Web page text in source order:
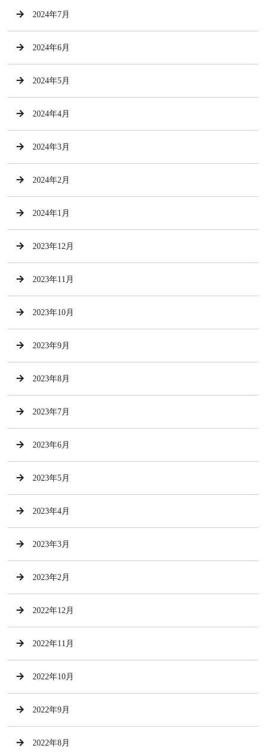
2024年7月
2024年6月
2024年5月
2024年4月
2024年3月
2024年2月
2024年1月
2023年12月
2023年11月
2023年10月
2023年9月
2023年8月
2023年7月
2023年6月
2023年5月
2023年4月
2023年3月
2023年2月
2022年12月
2022年11月
2022年10月
2022年9月
2022年8月